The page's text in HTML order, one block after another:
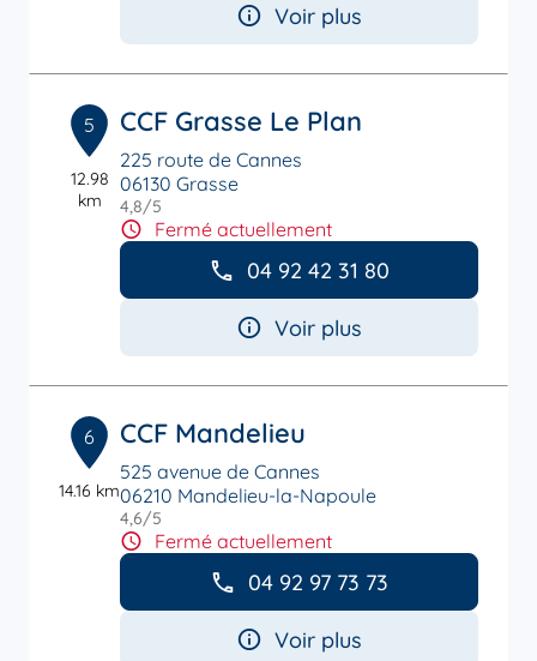
Voir plus
5
12.98
km
CCF Grasse Le Plan
225 route de Cannes
06130 Grasse
4,8/5
Fermé actuellement
04 92 42 31 80
Voir plus
6
14.16 km
CCF Mandelieu
525 avenue de Cannes
06210 Mandelieu-la-Napoule
4,6/5
Fermé actuellement
04 92 97 73 73
Voir plus